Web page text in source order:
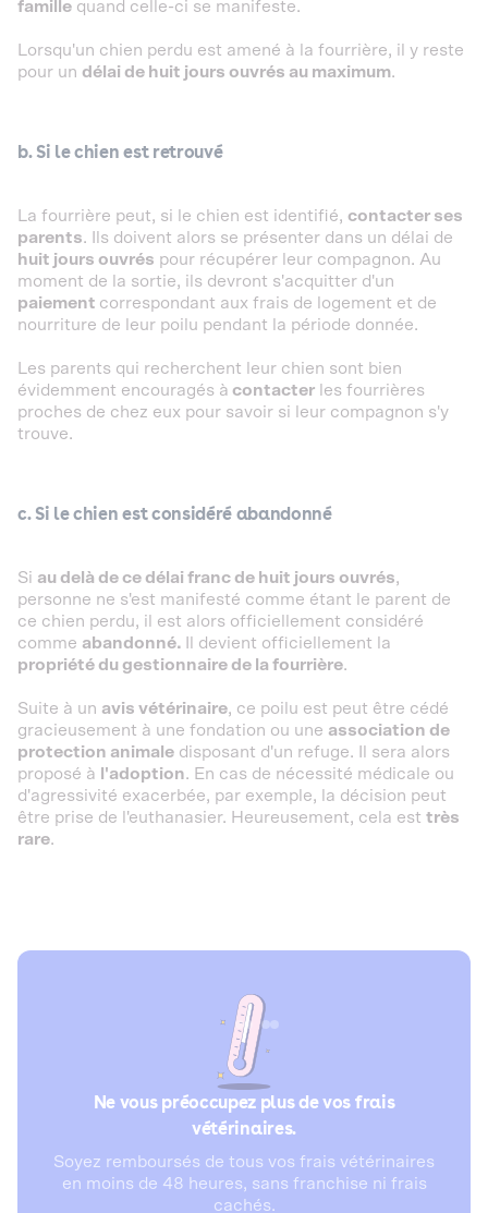
famille quand celle-ci se manifeste.
Lorsqu'un chien perdu est amené à la fourrière, il y reste
pour un délai de huit jours ouvrés au maximum.
b. Si le chien est retrouvé
La fourrière peut, si le chien est identifié, contacter ses
parents. Ils doivent alors se présenter dans un délai de
huit jours ouvrés pour récupérer leur compagnon. Au
moment de la sortie, ils devront s'acquitter d'un
paiement correspondant aux frais de logement et de
nourriture de leur poilu pendant la période donnée.
Les parents qui recherchent leur chien sont bien
évidemment encouragés à contacter les fourrières
proches de chez eux pour savoir si leur compagnon s'y
trouve.
c. Si le chien est considéré abandonné
Si au delà de ce délai franc de huit jours ouvrés,
personne ne s'est manifesté comme étant le parent de
ce chien perdu, il est alors officiellement considéré
comme abandonné.
Il devient officiellement la
propriété du gestionnaire de la fourrière.
Suite à un avis vétérinaire, ce poilu est peut être cédé
gracieusement à une fondation ou une association de
protection animale disposant d'un refuge. Il sera alors
proposé à
l'adoption. En cas de nécessité médicale ou
d'agressivité exacerbée, par exemple, la décision peut
être prise de l'euthanasier. Heureusement, cela est très
rare.
Ne vous préoccupez plus de vos frais
vétérinaires.
Soyez remboursés de tous vos frais vétérinaires
en moins de 48 heures, sans franchise ni frais
cachés.